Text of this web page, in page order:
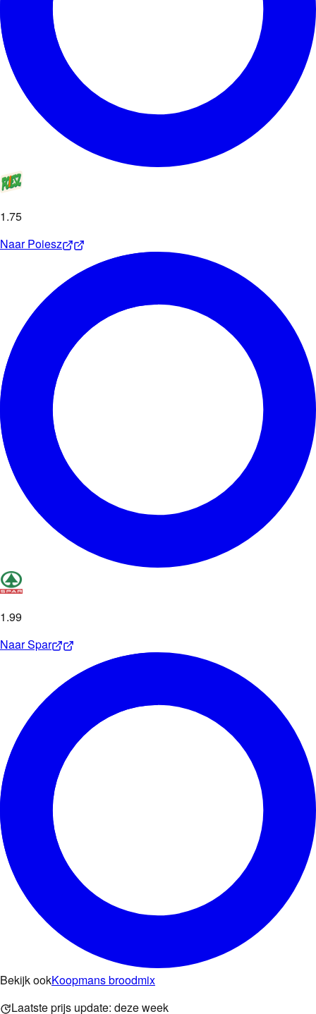
1.75
NaarPoiesz
1.99
NaarSpar
Bekijk ookKoopmans broodmix
Laatste prijs update: deze week